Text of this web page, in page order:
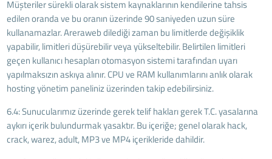
Müşteriler sürekli olarak sistem kaynaklarının kendilerine tahsis
edilen oranda ve bu oranın üzerinde 90 saniyeden uzun süre
kullanamazlar. Areraweb dilediği zaman bu limitlerde değişiklik
yapabilir, limitleri düşürebilir veya yükseltebilir. Belirtilen limitleri
geçen kullanıcı hesapları otomasyon sistemi tarafından uyarı
yapılmaksızın askıya alınır. CPU ve RAM kullanımlarını anlık olarak
hosting yönetim paneliniz üzerinden takip edebilirsiniz.
6.4: Sunucularımız üzerinde gerek telif hakları gerek T.C. yasalarına
aykırı içerik bulundurmak yasaktır. Bu içeriğe; genel olarak hack,
crack, warez, adult, MP3 ve MP4 içerikleride dahildir.